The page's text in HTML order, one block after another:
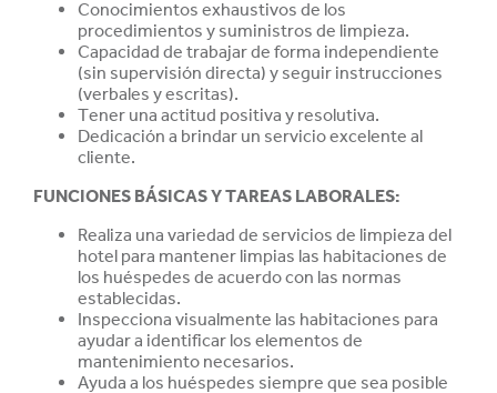
Conocimientos exhaustivos de los
procedimientos y suministros de limpieza.
Capacidad de trabajar de forma independiente
(sin supervisión directa) y seguir instrucciones
(verbales y escritas).
Tener una actitud positiva y resolutiva.
Dedicación a brindar un servicio excelente al
cliente.
FUNCIONES BÁSICAS Y TAREAS LABORALES:
Realiza una variedad de servicios de limpieza del
hotel para mantener limpias las habitaciones de
los huéspedes de acuerdo con las normas
establecidas.
Inspecciona visualmente las habitaciones para
ayudar a identificar los elementos de
mantenimiento necesarios.
Ayuda a los huéspedes siempre que sea posible